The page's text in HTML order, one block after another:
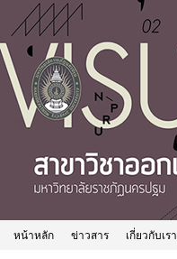
หน้าหลัก ข่าวสาร เกี่ยวกับเรา